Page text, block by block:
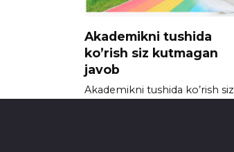
Akademikni tushida
ko’rish siz kutmagan
javob
Akademikni tushida ko’rish siz